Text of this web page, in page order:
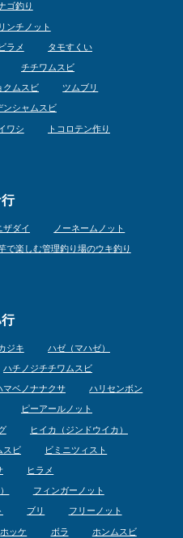
ゴ釣り
ンチノット
ラメ タモすくい
チチワムスビ
クムスビ ツムブリ
ンシャムスビ
ワシ トコロテン作り
ザダイ ノーネームノット
で楽しむ管理釣り場のウキ釣り
ジキ ハゼ（マハゼ）
ハチノジチチワムスビ
マベノナナクサ ハリセンボン
ピーアールノット
ヒイカ（ジンドウイカ）
スビ ビミニツィスト
ヒラメ
フィンガーノット
ブリ フリーノット
ホッケ ボラ ホンムスビ